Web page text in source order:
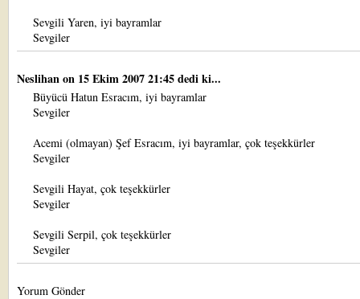
Sevgili Yaren, iyi bayramlar
Sevgiler
Neslihanon 15 Ekim 2007 21:45 dedi ki...
Büyücü Hatun Esracım, iyi bayramlar
Sevgiler
Acemi (olmayan) Şef Esracım, iyi bayramlar, çok teşekkürler
Sevgiler
Sevgili Hayat, çok teşekkürler
Sevgiler
Sevgili Serpil, çok teşekkürler
Sevgiler
Yorum Gönder